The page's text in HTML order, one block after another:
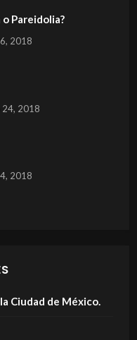
o Pareidolia?
2018
24, 2018
2018
Ciudad de México.